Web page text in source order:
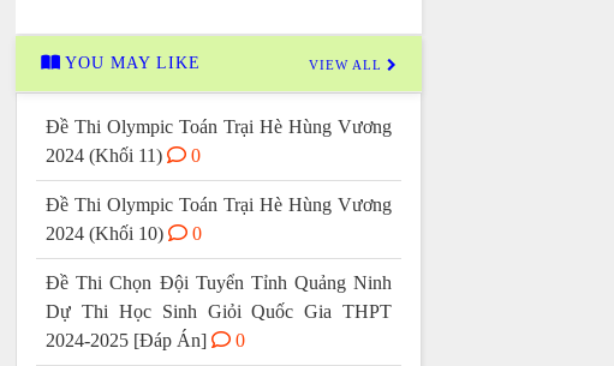
YOU MAY LIKE VIEW ALL
Đề Thi Olympic Toán Trại Hè Hùng Vương
2024 (Khối 11)
0
Đề Thi Olympic Toán Trại Hè Hùng Vương
2024 (Khối 10)
0
Đề Thi Chọn Đội Tuyển Tỉnh Quảng Ninh
Dự Thi Học Sinh Giỏi Quốc Gia THPT
2024-2025 [Đáp Án]
0